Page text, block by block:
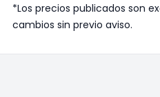
*Los precios publicados son
cambios sin previo aviso.